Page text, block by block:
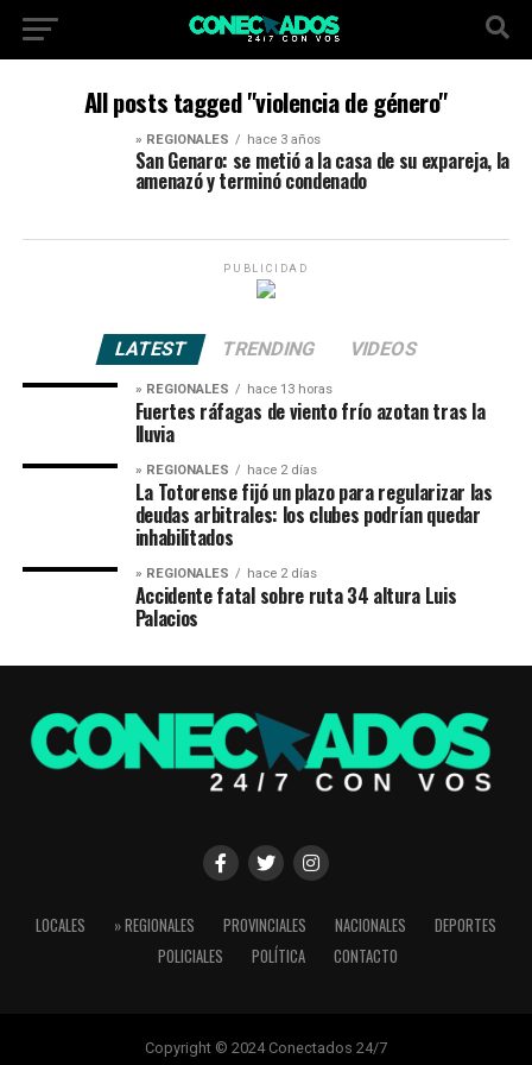
All posts tagged "violencia de género"
» REGIONALES hace 3 años
San Genaro: se metió a la casa de su expareja, la
amenazó y terminó condenado
PUBLICIDAD
LATEST TRENDING VIDEOS
» REGIONALES hace 13 horas
Fuertes ráfagas de viento frío azotan tras la
lluvia
» REGIONALES hace 2 días
La Totorense fijó un plazo para regularizar las
deudas arbitrales: los clubes podrían quedar
inhabilitados
» REGIONALES hace 2 días
Accidente fatal sobre ruta 34 altura Luis
Palacios
LOCALES » REGIONALES PROVINCIALES NACIONALES
DEPORTES
POLICIALES
POLÍTICA CONTACTO
Copyright © 2024 Conectados 24/7